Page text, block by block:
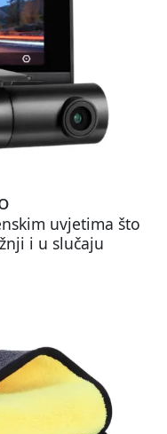
uvjetima što
i u slučaju